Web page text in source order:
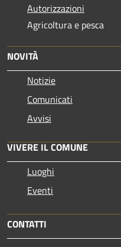
Autorizzazioni
Agricoltura e pesca
NOVITÀ
Notizie
Comunicati
Avvisi
VIVERE IL COMUNE
Luoghi
Eventi
CONTATTI